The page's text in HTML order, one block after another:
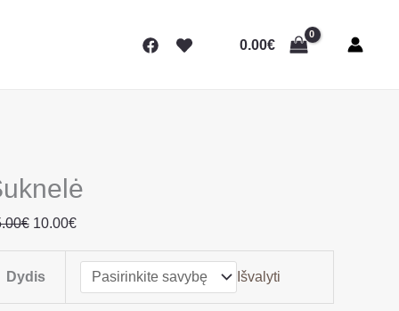
0.00€
€ 10.00€
Dydis Išvalyti